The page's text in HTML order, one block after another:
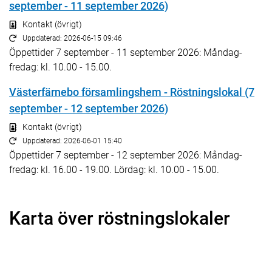
september - 11 september 2026)
Kontakt (övrigt)
Uppdaterad: 2026-06-15 09:46
Öppettider 7 september - 11 september 2026: Måndag-
fredag: kl. 10.00 - 15.00.
Västerfärnebo församlingshem - Röstningslokal (7
september - 12 september 2026)
Kontakt (övrigt)
Uppdaterad: 2026-06-01 15:40
Öppettider 7 september - 12 september 2026: Måndag-
fredag: kl. 16.00 - 19.00. Lördag: kl. 10.00 - 15.00.
Karta över röstningslokaler